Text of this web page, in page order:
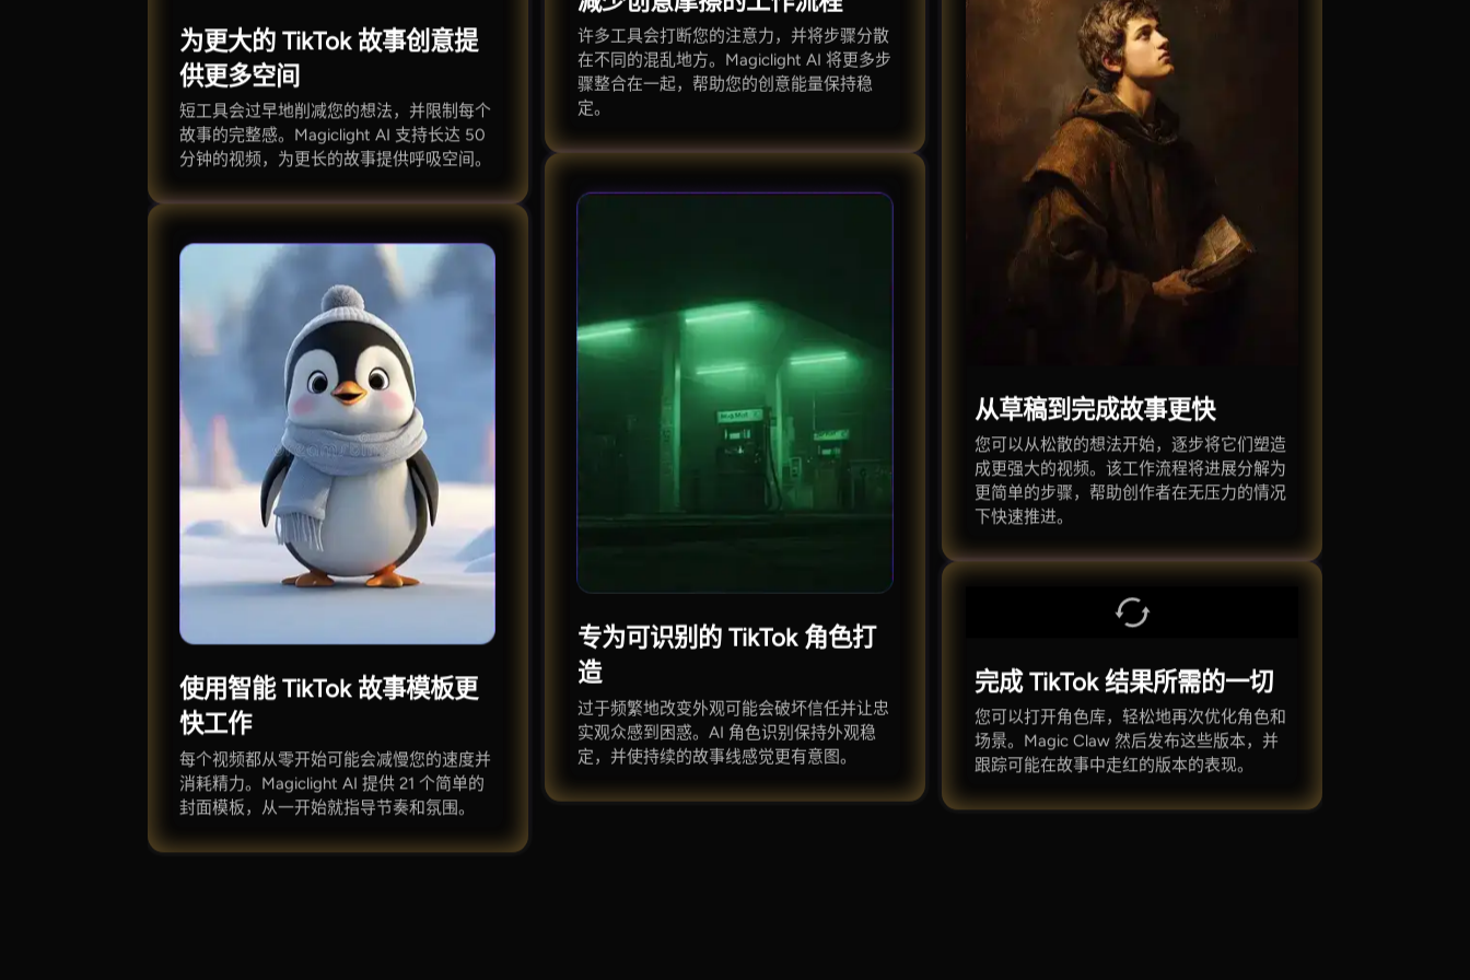
为更大的 TikTok 故事创意提
供更多空间
短工具会过早地削减您的想法，并限制每个
故事的完整感。Magiclight AI 支持长达 50
分钟的视频，为更长的故事提供呼吸空间。
使用智能 TikTok 故事模板更
快工作
每个视频都从零开始可能会减慢您的速度并
消耗精力。Magiclight AI 提供 21 个简单的
封面模板，从一开始就指导节奏和氛围。
许多工具会打断您的注意力，并将步骤分散
在不同的混乱地方。Magiclight AI 将更多步
骤整合在一起，帮助您的创意能量保持稳
定。
专为可识别的 TikTok 角色打
造
过于频繁地改变外观可能会破坏信任并让忠
实观众感到困惑。AI 角色识别保持外观稳
定，并使持续的故事线感觉更有意图。
从草稿到完成故事更快
您可以从松散的想法开始，逐步将它们塑造
成更强大的视频。该工作流程将进展分解为
更简单的步骤，帮助创作者在无压力的情况
下快速推进。
完成 TikTok 结果所需的一切
您可以打开角色库，轻松地再次优化角色和
场景。Magic Claw 然后发布这些版本，并
跟踪可能在故事中走红的版本的表现。